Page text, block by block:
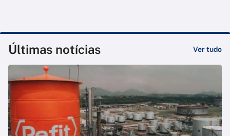
Últimas notícias Ver tudo